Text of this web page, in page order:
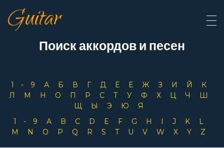
Guitar
Поиск аккордов и песен
1-9 А Б В Г Д Ё Е Ж З И Й
К
Л
М Н О П Р С Т У Ф Х Ц Ч
Ш
Щ
Ы Э Ю
Я
1-9
A B C D E F G H I J K
L
M
N O P Q R S T U V W X Y Z